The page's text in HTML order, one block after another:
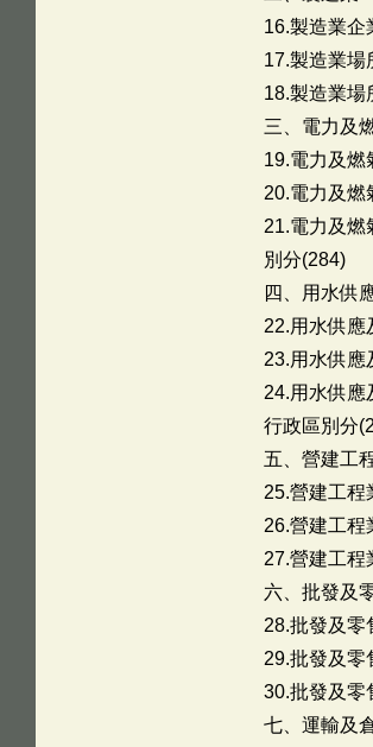
16.製造業企
17.製造業場
18.製造業場
三、電力及
19.電力及燃
20.電力及燃
21.電力及燃
別分(284)
四、用水供
22.用水供應
23.用水供應
24.用水供應
行政區別分
五、營建工
25.營建工程
26.營建工程
27.營建工程
六、批發及
28.批發及零
29.批發及零
30.批發及零
七、運輸及